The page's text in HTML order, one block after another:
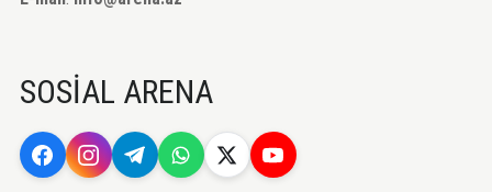
SOSİAL ARENA